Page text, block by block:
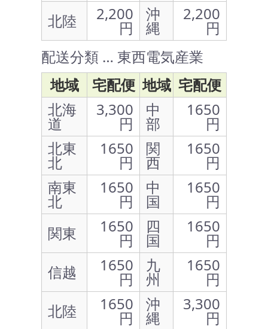
北陸
2,200
円
沖
縄
2,200
円
配送分類 … 東西電気産業
地域
宅配便 地域 宅配便
北海
道
3,300
円
中
部
1650
円
北東
北
1650
円
関
西
1650
円
南東
北
1650
円
中
国
1650
円
関東
1650
円
四
国
1650
円
信越
1650
円
九
州
1650
円
北陸
1650
円
沖
縄
3,300
円